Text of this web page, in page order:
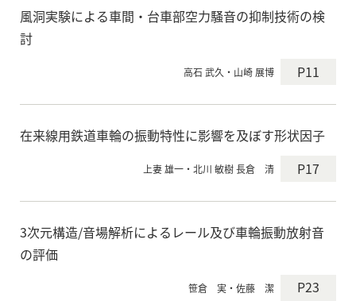
風洞実験による車間・台車部空力騒音の抑制技術の検
討
高石 武久・山崎 展博 P11
在来線用鉄道車輪の振動特性に影響を及ぼす形状因子
上妻 雄一・北川 敏樹 長倉 清 P17
3次元構造/音場解析によるレール及び車輪振動放射音
の評価
笹倉 実・佐藤 潔 P23